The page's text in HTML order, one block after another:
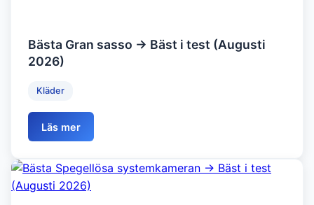
Bästa Gran sasso → Bäst i test (Augusti
2026)
Kläder
Läs mer